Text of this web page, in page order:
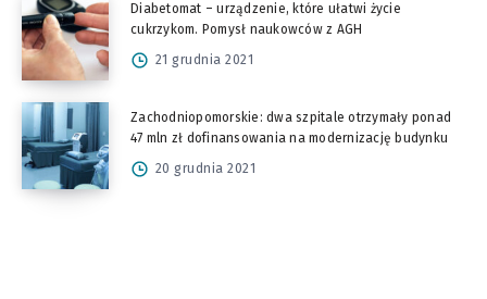
Diabetomat – urządzenie, które ułatwi życie
cukrzykom. Pomysł naukowców z AGH
21 grudnia 2021
Zachodniopomorskie: dwa szpitale otrzymały ponad
47 mln zł dofinansowania na modernizację budynku
20 grudnia 2021